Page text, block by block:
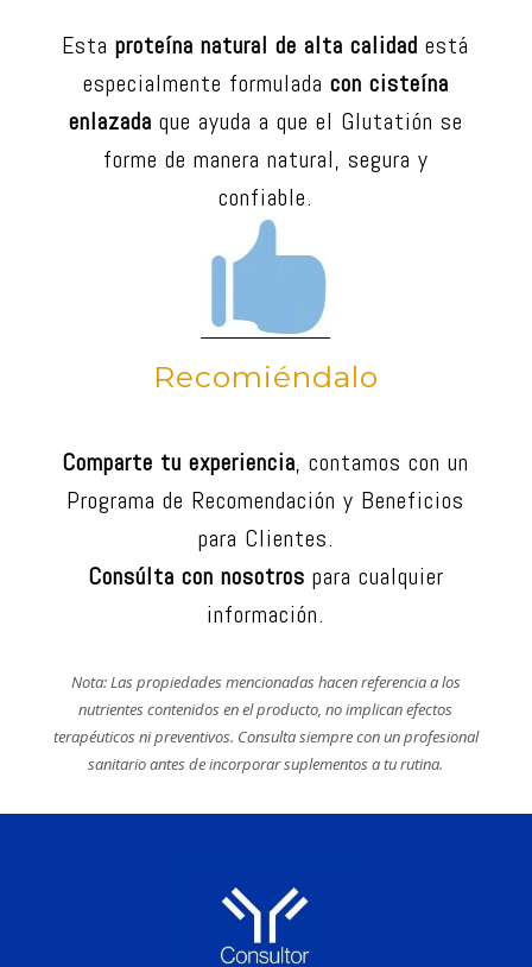
Estaproteína natural de alta calidad está
especialmente formulada con cisteína
enlazada que ayuda a que el Glutatión se
forme de manera natural, segura y
confiable.
Recomiéndalo
Comparte tu experiencia, contamos con un
Programa de Recomendación y Beneficios
para Clientes.
Consúlta con nosotros para cualquier
información.
Nota: Las propiedades mencionadas hacen referencia a los
nutrientes contenidos en el producto, no implican efectos
terapéuticos ni preventivos. Consulta siempre con un profesional
sanitario antes de incorporar suplementos a tu rutina.